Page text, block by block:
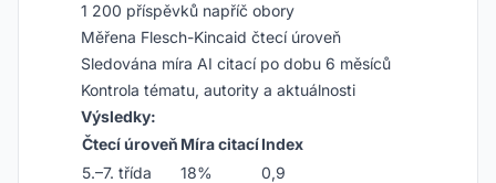
1 200 příspěvků napříč obory
Měřena Flesch-Kincaid čtecí úroveň
Sledována míra AI citací po dobu 6 měsíců
Kontrola tématu, autority a aktuálnosti
Výsledky:
Čtecí úroveň Míra citacíIndex
5.–7. třída
18%
0,9